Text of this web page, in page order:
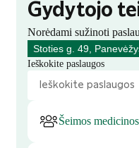
Gydytojo
Norėdami sužinoti
Stoties g. 49,
Ieškokite paslaugos
Šeimos